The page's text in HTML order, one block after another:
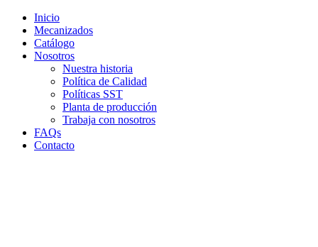
Inicio
Mecanizados
Catálogo
Nosotros
Nuestra historia
Política de Calidad
Políticas SST
Planta de producción
Trabaja con nosotros
FAQs
Contacto